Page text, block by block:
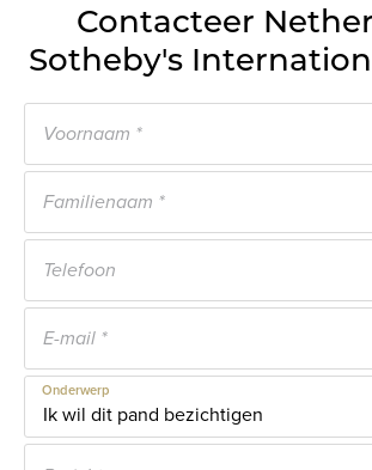
Contacteer
Sotheby's
Onderwerp